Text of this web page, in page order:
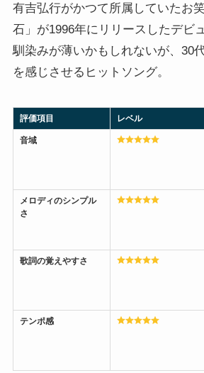
有吉弘行がかつて所属していたお
石」が1996年にリリースしたデビ
馴染みが薄いかもしれないが、30
を感じさせるヒットソング。
評価項目 レベル
音域
メロディのシンプル
さ
歌詞の覚えやすさ
テンポ感